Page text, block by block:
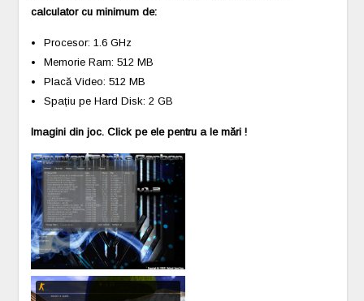
calculator cu minimum de:
Procesor: 1.6 GHz
Memorie Ram: 512 MB
Placă Video: 512 MB
Spațiu pe Hard Disk: 2 GB
Imagini din joc. Click pe ele pentru a le mări !